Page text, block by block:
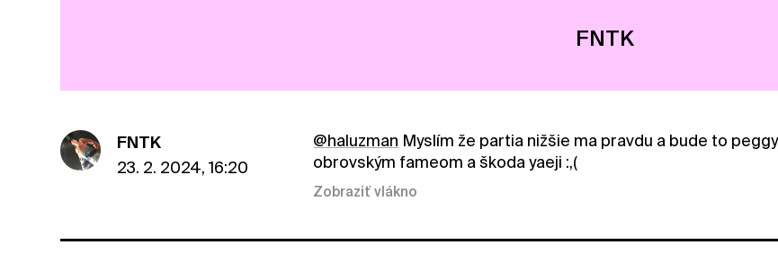
FNTK
FNTK
23. 2. 2024, 16:20
@haluzman Myslím že partia nižšie ma pravdu a bude to
obrovským fameom a škoda yaeji :,(
Zobraziť vlákno